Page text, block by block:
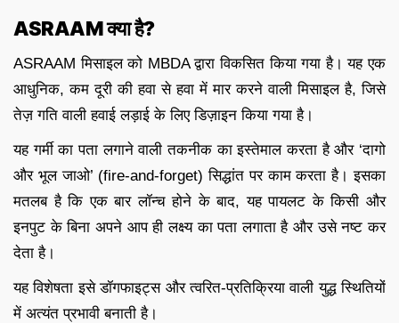
ASRAAM क्या है?
ASRAAM मिसाइल को MBDA द्वारा विकसित किया गया है। यह एक
आधुनिक, कम दूरी की हवा से हवा में मार करने वाली मिसाइल है, जिसे
तेज़ गति वाली हवाई लड़ाई के लिए डिज़ाइन किया गया है।
यह गर्मी का पता लगाने वाली तकनीक का इस्तेमाल करता है और ‘दागो
और भूल जाओ’ (fire-and-forget) सिद्धांत पर काम करता है। इसका
मतलब है कि एक बार लॉन्च होने के बाद, यह पायलट के किसी और
इनपुट के बिना अपने आप ही लक्ष्य का पता लगाता है और उसे नष्ट कर
देता है।
यह विशेषता इसे डॉगफाइट्स और त्वरित-प्रतिक्रिया वाली युद्ध स्थितियों
में अत्यंत प्रभावी बनाती है।